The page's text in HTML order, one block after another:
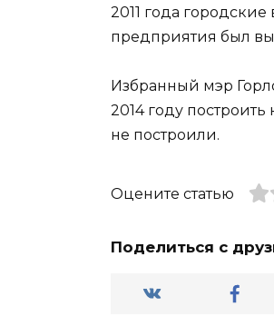
2011 года
предприятия был
Избранный мэр
2014 году
не построили.
Оцените статью
Поделиться с